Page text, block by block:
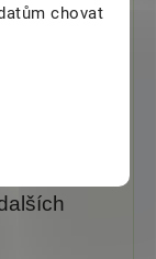
chovat
pro